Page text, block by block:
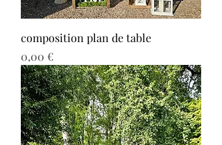
composition plan de table
Prix
0,00 €